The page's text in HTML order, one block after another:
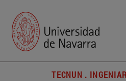
TECNUN .